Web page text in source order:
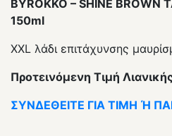
BYROKKO – SHINE BROWN
150ml
XXL λάδι επιτάχυνσης
Προτεινόμενη Τιμή
ΣΥΝΔΕΘΕΙΤΕ ΓΙΑ ΤΙΜΗ Ή